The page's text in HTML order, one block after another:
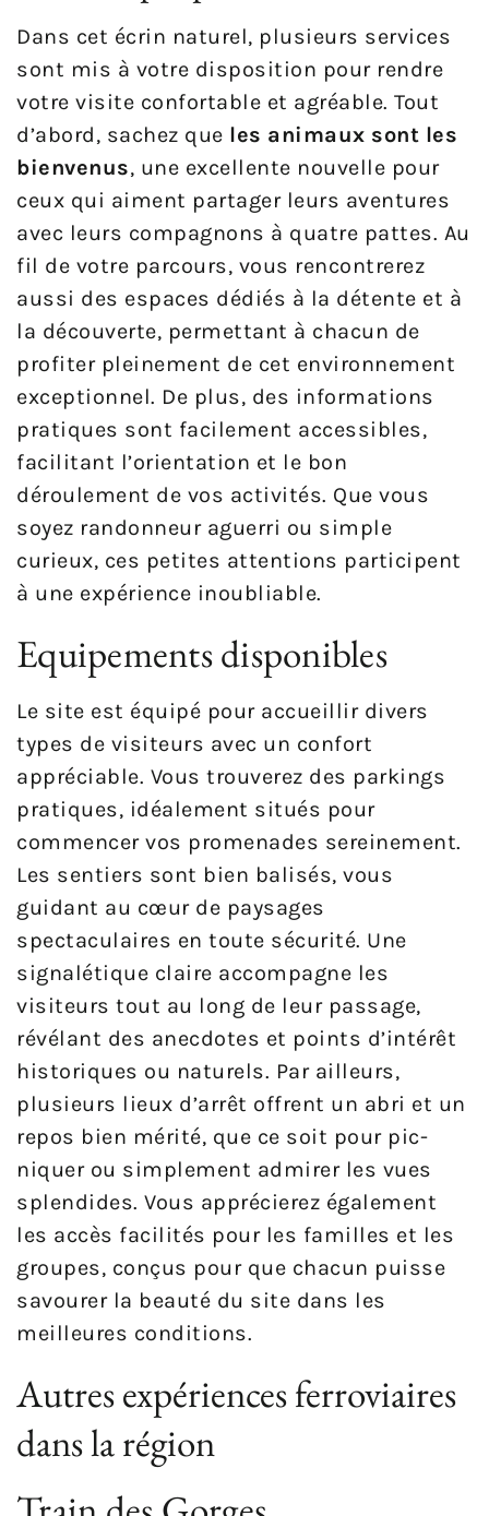
Dans cet écrin naturel, plusieurs services
sont mis à votre disposition pour rendre
votre visite confortable et agréable. Tout
d’abord, sachez que les animaux sont les
bienvenus, une excellente nouvelle pour
ceux qui aiment partager leurs aventures
avec leurs compagnons à quatre pattes. Au
fil de votre parcours, vous rencontrerez
aussi des espaces dédiés à la détente et à
la découverte, permettant à chacun de
profiter pleinement de cet environnement
exceptionnel. De plus, des informations
pratiques sont facilement accessibles,
facilitant l’orientation et le bon
déroulement de vos activités. Que vous
soyez randonneur aguerri ou simple
curieux, ces petites attentions participent
à une expérience inoubliable.
Equipements disponibles
Le site est équipé pour accueillir divers
types de visiteurs avec un confort
appréciable. Vous trouverez des parkings
pratiques, idéalement situés pour
commencer vos promenades sereinement.
Les sentiers sont bien balisés, vous
guidant au cœur de paysages
spectaculaires en toute sécurité. Une
signalétique claire accompagne les
visiteurs tout au long de leur passage,
révélant des anecdotes et points d’intérêt
historiques ou naturels. Par ailleurs,
plusieurs lieux d’arrêt offrent un abri et un
repos bien mérité, que ce soit pour pic-
niquer ou simplement admirer les vues
splendides. Vous apprécierez également
les accès facilités pour les familles et les
groupes, conçus pour que chacun puisse
savourer la beauté du site dans les
meilleures conditions.
Autres expériences ferroviaires
dans la région